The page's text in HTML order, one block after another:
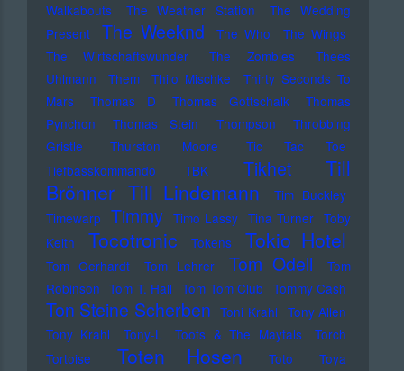
Walkabouts
The Weather Station
The Wedding
Present
The Weeknd The Who
The Wings
The Wirtschaftswunder
The Zombies
Thees
Uhlmann
Them Thilo Mischke
Thirty Seconds To
Mars
Thomas D Thomas Gottschalk
Thomas
Pynchon
Thomas Stein Thompson
Throbbing
Gristle
Thurston Moore
Tic Tac Toe
Tiefbasskommando TBK
Tikhet
Till
Brönner Till Lindemann
Tim Buckley
Timewarp Timmy Timo Lassy Tina Turner Toby
Keith
Tocotronic Tokens Tokio Hotel
Tom Gerhardt Tom Lehrer Tom Odell
Tom
Robinson Tom T. Hall Tom Tom Club Tommy Cash
Ton Steine Scherben Toni Krahl Tony Allen
Tony Krahl
Tony-L Toots & The Maytals
Torch
Tortoise
Toten Hosen Toto
Toya